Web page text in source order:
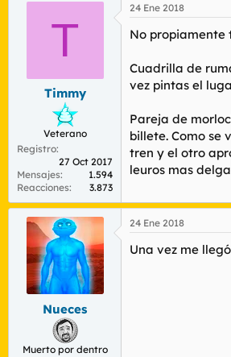
T
Timmy
Veterano
Registro
27 Oct 2017
Mensajes
1.594
Reacciones
3.873
24 Ene 2018
No propiamente
Cuadrilla de
vez pintas el
Pareja de
billete. Como se
tren y el otro
leuros mas
Nueces
Muerto por dentro
24 Ene 2018
Una vez me